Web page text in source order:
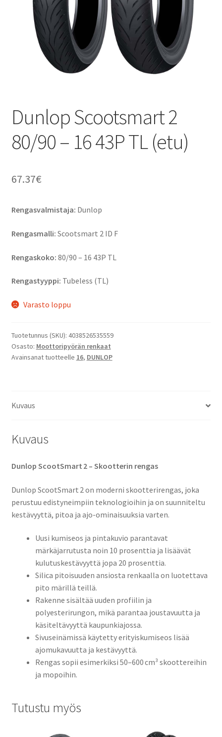
Dunlop Scootsmart 2
80/90 – 16 43P TL (etu)
67.37€
Rengasvalmistaja: Dunlop
Rengasmalli: Scootsmart 2 ID F
Rengaskoko: 80/90 – 16 43P TL
Rengastyyppi: Tubeless (TL)
Varasto loppu
Tuotetunnus (SKU): 4038526535559
Osasto: Moottoripyörän renkaat
Avainsanat tuotteelle 16, DUNLOP
Kuvaus
Kuvaus
Dunlop ScootSmart 2 – Skootterin rengas
Dunlop ScootSmart 2 on moderni skootterirengas, joka
perustuu edistyneimpiin teknologioihin ja on suunniteltu
kestävyyttä, pitoa ja ajo-ominaisuuksia varten.
Uusi kumiseos ja pintakuvio parantavat
märkäjarrutusta noin 10 prosenttia ja lisäävät
kulutuskestävyyttä jopa 20 prosenttia.
Silica pitoisuuden ansiosta renkaalla on luotettava
pito märillä teillä.
Rakenne sisältää uuden profiilin ja
polyesterirungon, mikä parantaa joustavuutta ja
käsiteltävyyttä kaupunkiajossa.
Sivuseinämissä käytetty erityiskumiseos lisää
ajomukavuutta ja kestävyyttä.
Rengas sopii esimerkiksi 50–600 cm³ skoottereihin
ja mopoihin.
Tutustu myös